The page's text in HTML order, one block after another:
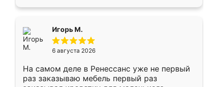
Игорь М.
6 августа 2026
На самом деле в Ренессанс уже не первый
раз заказываю мебель первый раз